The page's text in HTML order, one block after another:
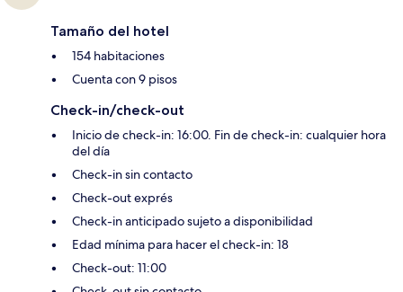
Tamaño del hotel
154 habitaciones
Cuenta con 9 pisos
Check-in/check-out
Inicio de check-in: 16:00. Fin de check-in: cualquier hora
del día
Check-in sin contacto
Check-out exprés
Check-in anticipado sujeto a disponibilidad
Edad mínima para hacer el check-in: 18
Check-out: 11:00